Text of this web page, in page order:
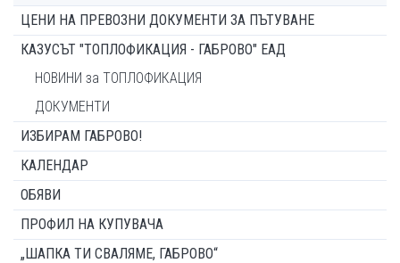
ЦЕНИ НА ПРЕВОЗНИ ДОКУМЕНТИ ЗА ПЪТУВАНЕ
КАЗУСЪТ "ТОПЛОФИКАЦИЯ - ГАБРОВО" ЕАД
НОВИНИ за ТОПЛОФИКАЦИЯ
ДОКУМЕНТИ
ИЗБИРАМ ГАБРОВО!
КАЛЕНДАР
ОБЯВИ
ПРОФИЛ НА КУПУВАЧА
„ШАПКА ТИ СВАЛЯМЕ, ГАБРОВО“